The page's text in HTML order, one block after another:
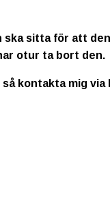
ska sitta för att
otur ta bort den.
kontakta mig via